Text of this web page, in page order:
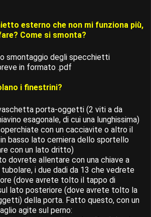
esterno che non mi funziona più,
Come si smonta?
smontaggio degli specchietti
in formato .pdf
i finestrini?
porta-oggetti (2 viti a da
esagonale, di cui una lunghissima)
con un cacciavite o altro il
basso lato cerniera dello sportello
con un lato dritto)
dovrete allentare con una chiave a
tubolare, i due dadi da 13 che vedrete
(dove avrete tolto il tappo di
lato posteriore (dove avrete tolto la
della porta. Fatto questo, con un
agite sul perno: